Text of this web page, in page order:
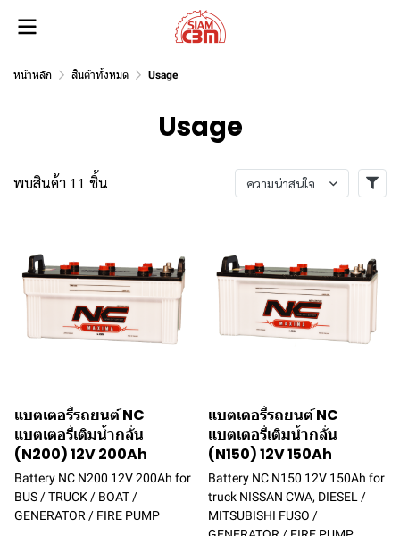
หน้าหลัก สินค้าทั้งหมด Usage
Usage
พบสินค้า 11 ชิ้น ความน่าสนใจ
แบตเตอรี่รถยนต์ NC
แบตเตอรี่เติมน้ำกลั่น
(N200) 12V 200Ah
Battery NC N200 12V 200Ah for
BUS / TRUCK / BOAT /
GENERATOR / FIRE PUMP
แบตเตอรี่รถยนต์ NC
แบตเตอรี่เติมน้ำกลั่น
(N150) 12V 150Ah
Battery NC N150 12V 150Ah for
truck NISSAN CWA, DIESEL /
MITSUBISHI FUSO /